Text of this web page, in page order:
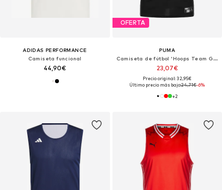
ADIDAS PERFORMANCE
Camiseta funcional
44,90€
OFERTA
PUMA
Camiseta de fútbol 'Hoops Team Game'
23,07€
Precio original: 32,95€
Último precio más bajo:24,71€-6%
+2